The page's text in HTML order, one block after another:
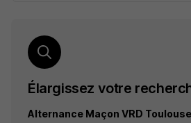
Élargissez votre
Alternance Maçon VRD Toulouse